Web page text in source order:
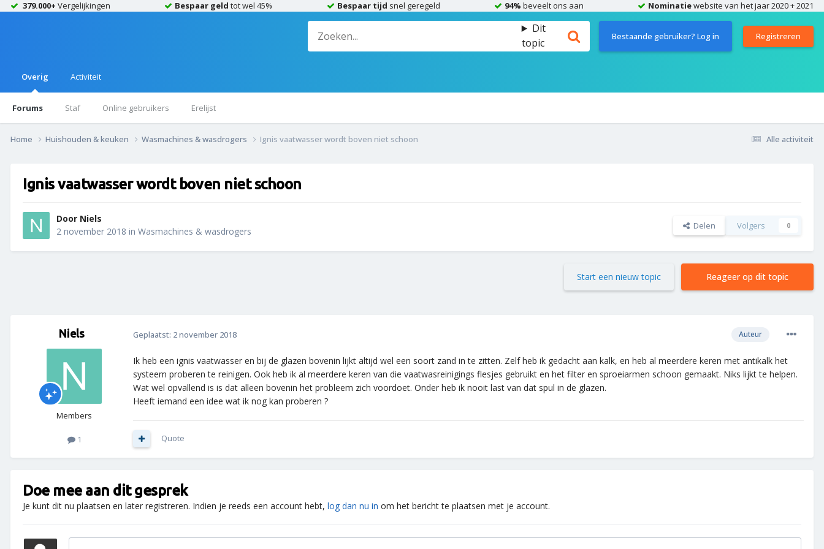
379.000+ Vergelijkingen Bespaar geld tot wel 45% Bespaar tijd snel geregeld 94% beveelt ons aan Nominatiewebsite van het jaar 2020 + 2021
Dit
topic
Bestaande gebruiker? Log in Registreren
Overig
Forums Staf Online gebruikers Erelijst
Activiteit
Alle activiteit
Home Huishouden & keuken Wasmachines & wasdrogers Ignis vaatwasser wordt boven niet schoon
Ignis vaatwasser wordt boven niet schoon
Door Niels
2 november 2018 in Wasmachines & wasdrogers Delen Volgers 0
Reageer op dit topic
Start een nieuw topic
Niels
Members
1
Auteur
Geplaatst: 2 november 2018
Ik heb een ignis vaatwasser en bij de glazen bovenin lijkt altijd wel een soort zand in te zitten. Zelf heb ik gedacht aan kalk, en heb al meerdere keren met antikalk het
systeem proberen te reinigen. Ook heb ik al meerdere keren van die vaatwasreinigings flesjes gebruikt en het filter en sproeiarmen schoon gemaakt. Niks lijkt te helpen.
Wat wel opvallend is is dat alleen bovenin het probleem zich voordoet. Onder heb ik nooit last van dat spul in de glazen.
Heeft iemand een idee wat ik nog kan proberen ?
Quote
Doe mee aan dit gesprek
Je kunt dit nu plaatsen en later registreren. Indien je reeds een account hebt, log dan nu in om het bericht te plaatsen met je account.